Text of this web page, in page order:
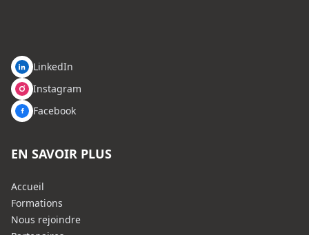
LinkedIn
Instagram
Facebook
EN SAVOIR PLUS
Accueil
Formations
Nous rejoindre